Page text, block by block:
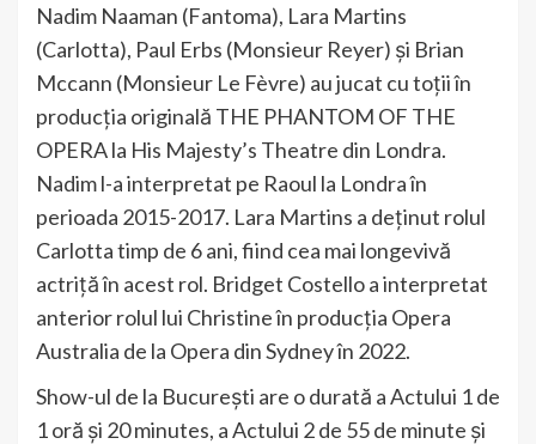
Nadim Naaman (Fantoma), Lara Martins
(Carlotta), Paul Erbs (Monsieur Reyer) și Brian
Mccann (Monsieur Le Fèvre) au jucat cu toții în
producția originală THE PHANTOM OF THE
OPERA la His Majesty’s Theatre din Londra.
Nadim l-a interpretat pe Raoul la Londra în
perioada 2015-2017. Lara Martins a deținut rolul
Carlotta timp de 6 ani, fiind cea mai longevivă
actriță în acest rol. Bridget Costello a interpretat
anterior rolul lui Christine în producția Opera
Australia de la Opera din Sydney în 2022.
Show-ul de la București are o durată a Actului 1 de
1 oră și 20 minutes, a Actului 2 de 55 de minute și